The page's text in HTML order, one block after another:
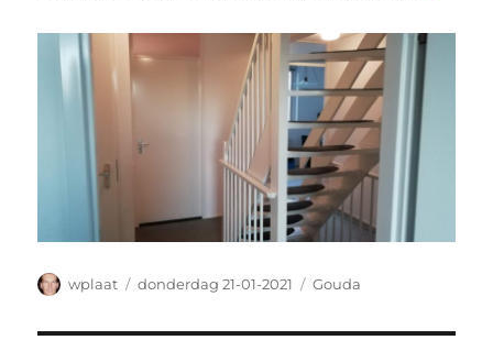
Auteur
wplaat
Geplaatst
donderdag 21-01-2021 Categorieën
Gouda